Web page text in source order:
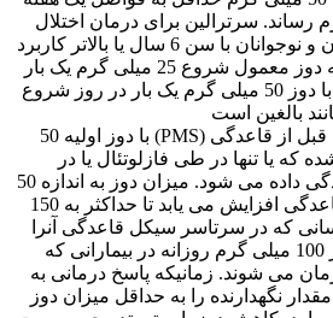
200 میلی گرم رساند. سرترالین برای درمان اختلال
وسواسی جبری در کودکان و نوجوانان با سن 6 سال یا بالاتر کاربرد
دارد در کودکان 12-6 ساله دوز معمول شروع 25 میلی گرم یک بار
در روز است در نوجوانان با دوز 50 میلی گرم یک بار در روز شروع
بالغین است
4- در درمان اختلال خلقی قبل از قاعدگی (PMS) با دوز اولیه 50
که یا تنها در طی فازلوتئال یا در
سراسر طول سیکل قاعدگی داده می شود. میزان دوز به اندازه 50
میلی گرم در هر سیکل قاعدگی افزایش می یابد تا حداکثر به 150
که در سرتاسر سیکل قاعدگی آنرا
دریافت می کنند و حداکثر 100 میلی گرم روزانه در بیمارانی که
می شوند. زمانیکه پاسخ درمانی به
نگهدارنده را به حداقل میزان دوز